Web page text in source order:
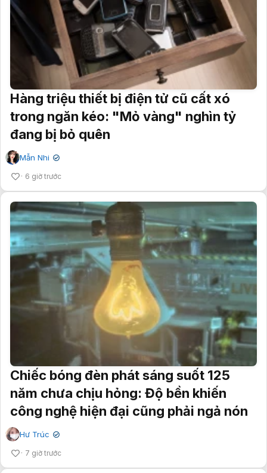
Hàng triệu thiết bị điện tử cũ cất xó
trong ngăn kéo: "Mỏ vàng" nghìn tỷ
đang bị bỏ quên
Mẫn Nhi ✔
6 giờ trước
Chiếc bóng đèn phát sáng suốt 125
năm chưa chịu hỏng: Độ bền khiến
công nghệ hiện đại cũng phải ngả nón
Hư Trúc ✔
7 giờ trước